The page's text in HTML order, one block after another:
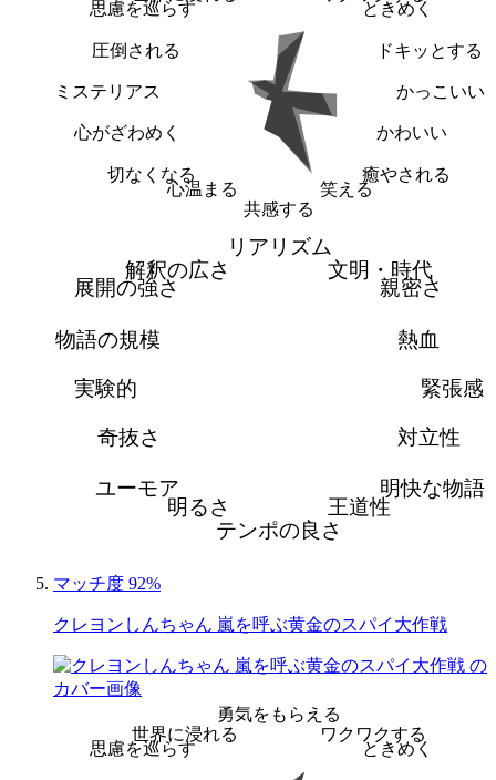
ときめく
ドキッとする
かっこいい
かわいい
癒やされる
笑える
共感する
心温まる
切なくなる
心がざわめく
ミステリアス
圧倒される
思慮を巡らす
リアリズム
文明・時代
親密さ
熱血
緊張感
対立性
明快な物語
王道性
テンポの良さ
明るさ
ユーモア
奇抜さ
実験的
物語の規模
展開の強さ
解釈の広さ
マッチ度 92%
クレヨンしんちゃん 嵐を呼ぶ黄金のスパイ大作戦
勇気をもらえる
ワクワクする
ときめく
思慮を巡らす
世界に浸れる